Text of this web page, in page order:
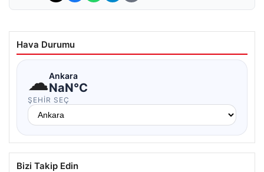
Hava Durumu
☁Ankara
NaN°C
ŞEHIR SEÇ
Bizi Takip Edin